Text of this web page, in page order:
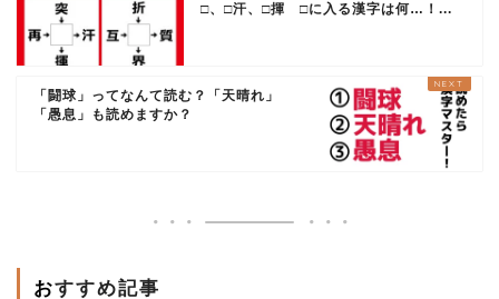
□、□汗、□揮 □に入る漢字は何…！...
「闘球」ってなんて読む？「天晴れ」
「愚息」も読めますか？
おすすめ記事